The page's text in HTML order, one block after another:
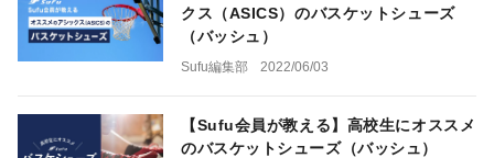
クス（ASICS）のバスケットシューズ
（バッシュ）
Sufu編集部 2022/06/03
【Sufu会員が教える】高校生にオススメ
のバスケットシューズ（バッシュ）